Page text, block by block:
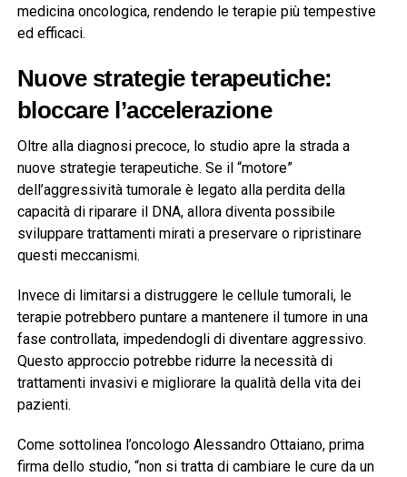
medicina oncologica, rendendo le terapie più tempestive
ed efficaci.
Nuove strategie terapeutiche:
bloccare l’accelerazione
Oltre alla diagnosi precoce, lo studio apre la strada a
nuove strategie terapeutiche. Se il “motore”
dell’aggressività tumorale è legato alla perdita della
capacità di riparare il DNA, allora diventa possibile
sviluppare trattamenti mirati a preservare o ripristinare
questi meccanismi.
Invece di limitarsi a distruggere le cellule tumorali, le
terapie potrebbero puntare a mantenere il tumore in una
fase controllata, impedendogli di diventare aggressivo.
Questo approccio potrebbe ridurre la necessità di
trattamenti invasivi e migliorare la qualità della vita dei
pazienti.
Come sottolinea l’oncologo Alessandro Ottaiano, prima
firma dello studio, “non si tratta di cambiare le cure da un